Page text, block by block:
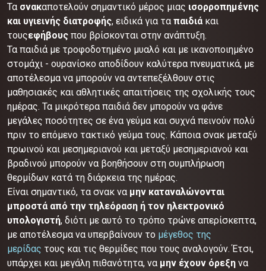
Τα σνακαποτελούν σημαντικό μέρος μιας ισορροπημένης
και υγιεινής διατροφής, ειδικά για τα παιδιάκαι
τουςεφήβους που βρίσκονται στην ανάπτυξη.
Τα παιδιά με τροφοδοτημένο μυαλό και με ικανοποιημένο
στομάχι - ουρανίσκο αποδίδουν καλύτερα πνευματικά, με
αποτέλεσμα να μπορούν να αντεπεξέλθουν στις
μαθησιακές και αθλητικές απαιτήσεις της σχολικής τους
ημέρας. Τα μικρότερα παιδιά δεν μπορούν να φάνε
μεγάλες ποσότητες σε ένα γεύμα και συχνά πεινούν πολύ
πριν το επόμενο τακτικό γεύμα τους. Κάποια σνακ μεταξύ
πρωινού και μεσημεριανού και μεταξύ μεσημεριανού και
βραδινού μπορούν να βοηθήσουν στη συμπλήρωση
θερμίδων κατά τη διάρκεια της ημέρας.
Είναι σημαντικό, τα σνακ να μην καταναλώνονται
μπροστά από την τηλεόραση ή τον ηλεκτρονικό
υπολογιστή, διότι με αυτό το τρόπο τρώνε απερίσκεπτα,
με αποτέλεσμα να υπερβαίνουν το μέγεθος της
μερίδας τους και τις θερμίδες που τους αναλογούν. Έτσι,
υπάρχει και μεγάλη πιθανότητα, να μην έχουν όρεξη να